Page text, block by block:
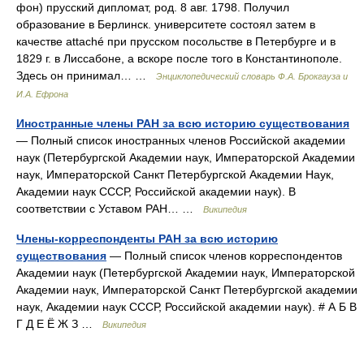
фон) прусский дипломат, род. 8 авг. 1798. Получил
образование в Берлинск. университете состоял затем в
качестве attaché при прусском посольстве в Петербурге и в
1829 г. в Лиссабоне, а вскоре после того в Константинополе.
Здесь он принимал… …
Энциклопедический словарь Ф.А. Брокгауза и
И.А. Ефрона
Иностранные члены РАН за всю историю существования
— Полный список иностранных членов Российской академии
наук (Петербургской Академии наук, Императорской Академии
наук, Императорской Санкт Петербургской Академии Наук,
Академии наук СССР, Российской академии наук). В
соответствии с Уставом РАН… …
Википедия
Члены-корреспонденты РАН за всю историю
существования — Полный список членов корреспондентов
Академии наук (Петербургской Академии наук, Императорской
Академии наук, Императорской Санкт Петербургской академии
наук, Академии наук СССР, Российской академии наук). # А Б В
Г Д Е Ё Ж З …
Википедия